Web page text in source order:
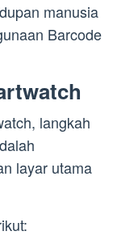
manusia
Barcode
langkah
layar utama